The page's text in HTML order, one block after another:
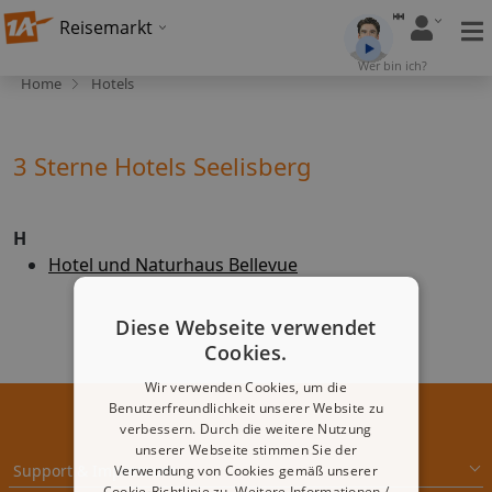
Reisemarkt
Wer bin ich?
Home Hotels
3 Sterne Hotels Seelisberg
H
Hotel und Naturhaus Bellevue
Support & Impressum
Diese Webseite verwendet
Cookies.
Wir verwenden Cookies, um die
Benutzerfreundlichkeit unserer Website zu
verbessern. Durch die weitere Nutzung
unserer Webseite stimmen Sie der
Verwendung von Cookies gemäß unserer